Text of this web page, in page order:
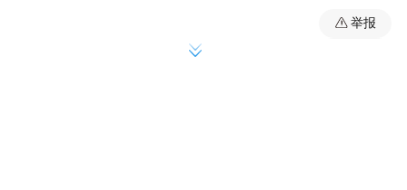
型会议、大型培训、大型演出以及年会聚会
举报